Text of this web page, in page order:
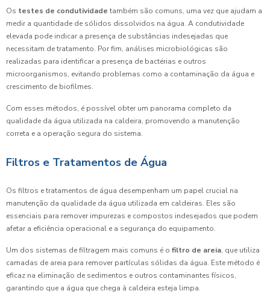
Os testes de condutividade também são comuns, uma vez que ajudam a
medir a quantidade de sólidos dissolvidos na água. A condutividade
elevada pode indicar a presença de substâncias indesejadas que
necessitam de tratamento. Por fim, análises microbiológicas são
realizadas para identificar a presença de bactérias e outros
microorganismos, evitando problemas como a contaminação da água e
crescimento de biofilmes.
Com esses métodos, é possível obter um panorama completo da
qualidade da água utilizada na caldeira, promovendo a manutenção
correta e a operação segura do sistema.
Filtros e Tratamentos de Água
Os filtros e tratamentos de água desempenham um papel crucial na
manutenção da qualidade da água utilizada em caldeiras. Eles são
essenciais para remover impurezas e compostos indesejados que podem
afetar a eficiência operacional e a segurança do equipamento.
Um dos sistemas de filtragem mais comuns é o filtro de areia, que utiliza
camadas de areia para remover partículas sólidas da água. Este método é
eficaz na eliminação de sedimentos e outros contaminantes físicos,
garantindo que a água que chega à caldeira esteja limpa.